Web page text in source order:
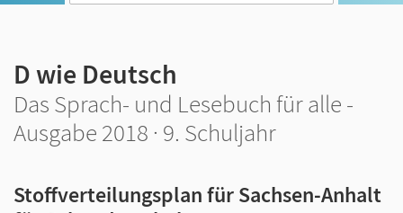
D wie Deutsch
Das Sprach- und Lesebuch für alle -
Ausgabe 2018 · 9. Schuljahr
Stoffverteilungsplan für Sachsen-Anhalt